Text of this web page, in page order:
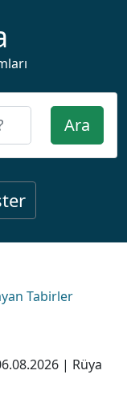
Ara
Tabirler
| Rüya